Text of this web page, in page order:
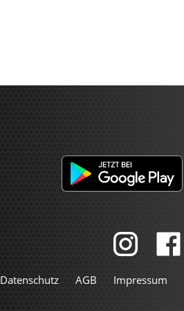
Datenschutz AGB Impressum